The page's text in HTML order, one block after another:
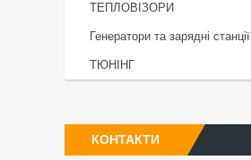
ТЕПЛОВІЗОРИ
Генератори та зарядні станції
ТЮНІНГ
КОНТАКТИ